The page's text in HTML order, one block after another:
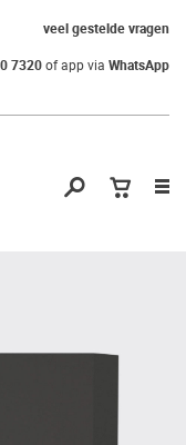
veel gestelde vragen
7320of app via WhatsApp